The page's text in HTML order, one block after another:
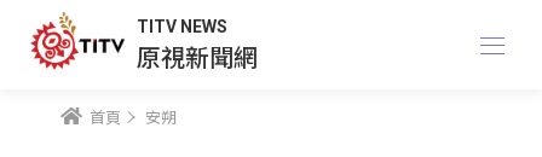
TITV NEWS
原視新聞網
首頁 安朔